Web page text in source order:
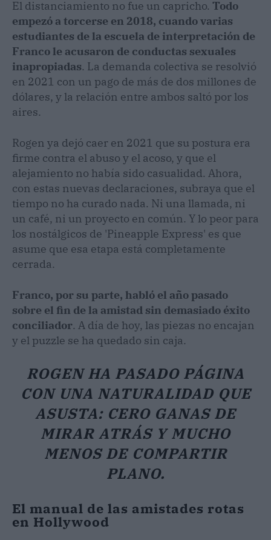
El distanciamiento no fue un capricho. Todo
empezó a torcerse en 2018, cuando varias
estudiantes de la escuela de interpretación de
Franco le acusaron de conductas sexuales
inapropiadas. La demanda colectiva se resolvió
en 2021 con un pago de más de dos millones de
dólares, y la relación entre ambos saltó por los
aires.
Rogen ya dejó caer en 2021 que su postura era
firme contra el abuso y el acoso, y que el
alejamiento no había sido casualidad. Ahora,
con estas nuevas declaraciones, subraya que el
tiempo no ha curado nada. Ni una llamada, ni
un café, ni un proyecto en común. Y lo peor para
los nostálgicos de 'Pineapple Express' es que
asume que esa etapa está completamente
cerrada.
Franco, por su parte, habló el año pasado
sobre el fin de la amistad sin demasiado éxito
conciliador. A día de hoy, las piezas no encajan
y el puzzle se ha quedado sin caja.
ROGEN HA PASADO PÁGINA
CON UNA NATURALIDAD QUE
ASUSTA: CERO GANAS DE
MIRAR ATRÁS Y MUCHO
MENOS DE COMPARTIR
PLANO.
El manual de las amistades rotas
en Hollywood